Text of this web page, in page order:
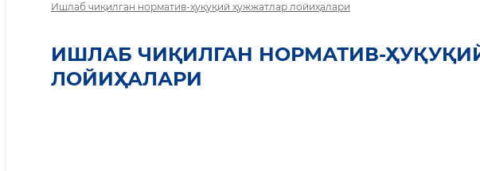
Ишлаб чиқилган норматив-ҳуқуқий ҳужжатлар лойиҳалари
ИШЛАБ ЧИҚИЛГАН НОРМАТИВ-
ЛОЙИҲАЛАРИ